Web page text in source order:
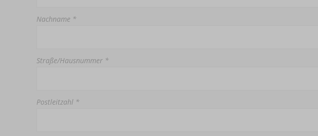
Nachname *
Straße/Hausnummer *
Postleitzahl *